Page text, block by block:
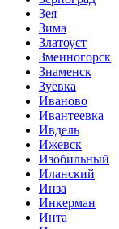
Зея
Зима
Златоуст
Змеиногорск
Знаменск
Зуевка
Иваново
Ивантеевка
Ивдель
Ижевск
Изобильный
Иланский
Инза
Инкерман
Инта